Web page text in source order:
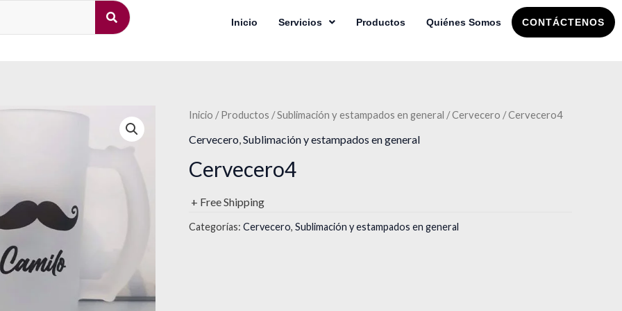
Inicio Servicios Productos Quiénes Somos CONTÁCTENOS
Inicio /Productos /Sublimación y estampados en general /Cervecero / Cervecero4
Cervecero,Sublimación y estampados en general
Cervecero4
+ Free Shipping
Categorías: Cervecero, Sublimación y estampados en general